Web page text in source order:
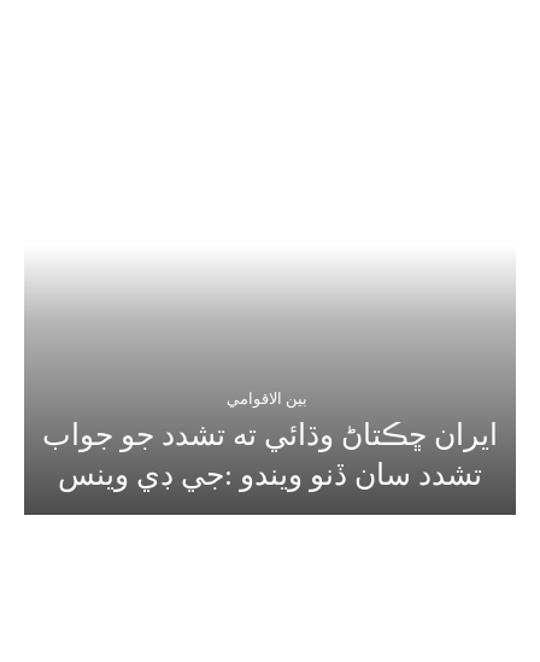
بين الاقوامي
ايران ڇڪتاڻ وڌائي ته تشدد جو جواب
تشدد سان ڏنو ويندو :جي ڊي وينس